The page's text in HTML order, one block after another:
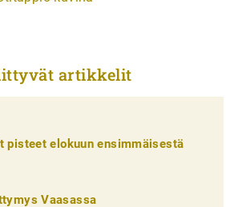
artikkelit
pisteet elokuun ensimmäisestä
Vaasassa